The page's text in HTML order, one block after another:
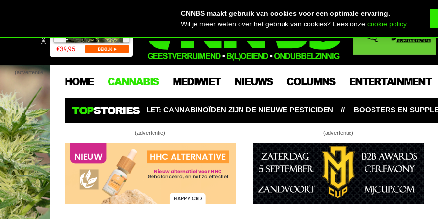
(advertentie)
(advertentie)
HOME CANNABIS MEDIWIET NIEUWS COLUMNS ENTERTAINMENT
TOPSTORIES
OPGELET: CANNABINOÏDEN ZIJN DE NIEUWE PESTICIDEN BOOSTERS EN SUPPLEMENTEN: NOODZAKELIJK
(advertentie) (advertentie)
Nieuw! Strain reviews van de Terp Inspectors:
Lemon Popperz
CNNBS maakt gebruik van cookies voor een optimale ervaring.
Wil je meer weten over het gebruik van cookies? Lees onzecookie policy.